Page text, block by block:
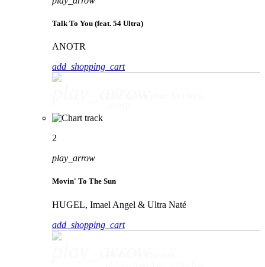
Talk To You (feat. 54 Ultra)
ANOTR
add_shopping_cart
2
play_arrow
Movin' To The Sun
HUGEL, Imael Angel & Ultra Naté
add_shopping_cart